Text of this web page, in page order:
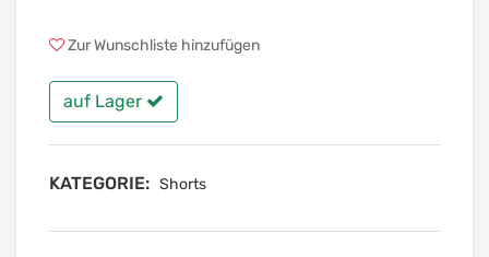
Zur Wunschliste hinzufügen
auf Lager
KATEGORIE: Shorts